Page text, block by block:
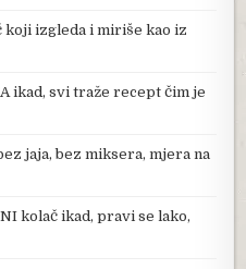
koji izgleda i miriše kao iz
ikad, svi traže recept čim je
jaja, bez miksera, mjera na
kolač ikad, pravi se lako,